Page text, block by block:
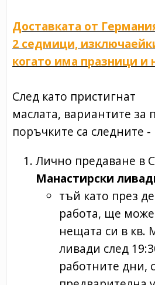
Доставката от
2 седмици,
когато има празници и
След като пристигнат
маслата, вариантите за
поръчките са следните -
Лично предаване в
Манастирски
тъй като през
работа, ще
нещата си в кв.
ливади след
работните дни,